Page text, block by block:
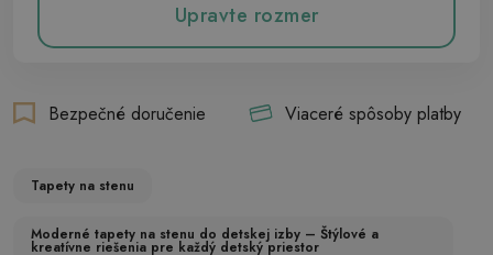
Upravte rozmer
Bezpečné doručenie Viaceré spôsoby platby
Tapety na stenu
Moderné tapety na stenu do detskej izby – Štýlové a
kreatívne riešenia pre každý detský priestor